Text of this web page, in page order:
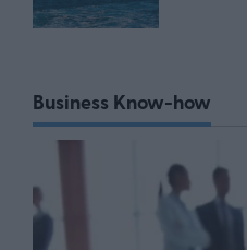
Business Know-how